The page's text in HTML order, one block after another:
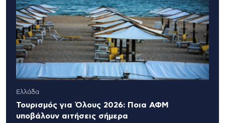
Ελλάδα
Τουρισμός για Όλους 2026: Ποια ΑΦΜ
υποβάλουν αιτήσεις σήμερα